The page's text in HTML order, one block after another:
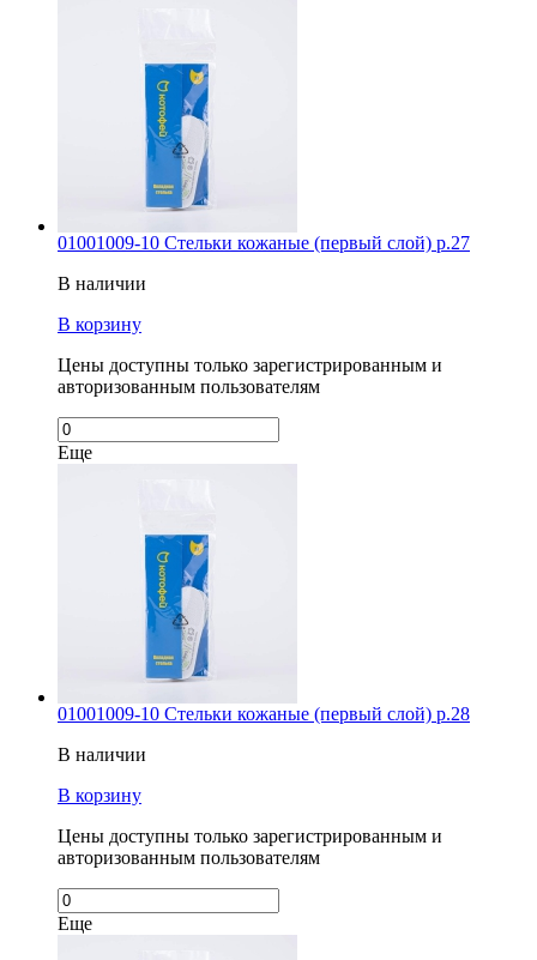
01001009-10 Стельки кожаные (первый слой) р.27
В наличии
В корзину
Цены доступны только зарегистрированным и
авторизованным пользователям
Еще
01001009-10 Стельки кожаные (первый слой) р.28
В наличии
В корзину
Цены доступны только зарегистрированным и
авторизованным пользователям
Еще